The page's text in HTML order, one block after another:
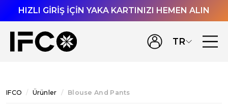
HIZLI GİRİŞ İÇİN YAKA KARTINIZI HEMEN ALIN
TR
IFCO Ürünler Blouse And Pants